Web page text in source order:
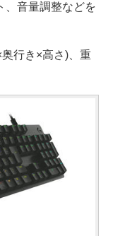
、音量調整などを
行き×高さ)、重